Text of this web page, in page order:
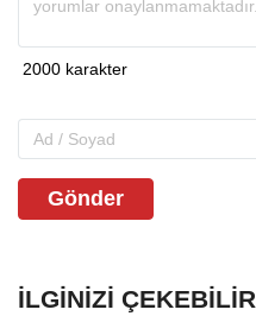
Gönder
İLGINIZI ÇEKEBILIR